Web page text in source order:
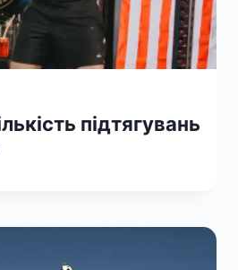
підтягувань